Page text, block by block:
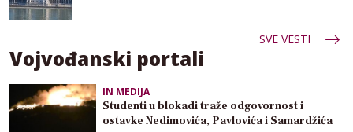
SVE VESTI
Vojvođanski portali
IN MEDIJA
Studenti u blokadi traže odgovornost i
ostavke Nedimovića, Pavlovića i Samardžića